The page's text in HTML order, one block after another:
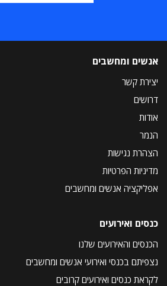
אנשים ומחשבים
יצירת קשר
דרושים
אודות
הנמר
הצהרת נגישות
מדיניות הפרטיות
אפליקציה אנשים ומחשבים
כנסים ואירועים
הכנסים והאירועים שלנו
נצפיתם בכנסי ואירועי אנשים ומחשבים
לקראת כנסים ואירועים קרובים